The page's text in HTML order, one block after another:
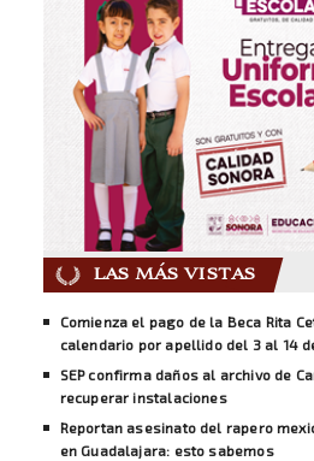
LAS MÁS VISTAS
Comienza el pago de la Beca Rita
calendario por apellido del 3 al 14
SEP confirma daños al archivo de
recuperar instalaciones
Reportan asesinato del rapero
en Guadalajara: esto sabemos